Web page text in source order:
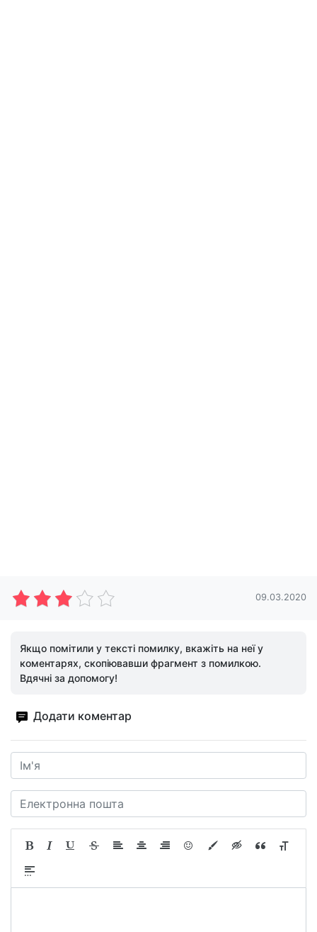
09.03.2020
Якщо помітили у тексті помилку, вкажіть на неї у
коментарях, скопіювавши фрагмент з помилкою.
Вдячні за допомогу!
Додати коментар